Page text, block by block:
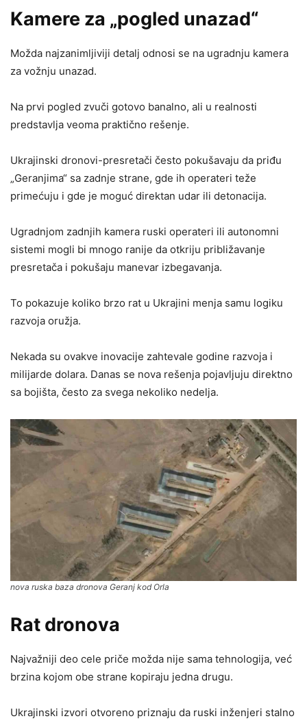
Kamere za „pogled unazad“
Možda najzanimljiviji detalj odnosi se na ugradnju kamera
za vožnju unazad.
Na prvi pogled zvuči gotovo banalno, ali u realnosti
predstavlja veoma praktično rešenje.
Ukrajinski dronovi-presretači često pokušavaju da priđu
„Geranjima“ sa zadnje strane, gde ih operateri teže
primećuju i gde je moguć direktan udar ili detonacija.
Ugradnjom zadnjih kamera ruski operateri ili autonomni
sistemi mogli bi mnogo ranije da otkriju približavanje
presretača i pokušaju manevar izbegavanja.
To pokazuje koliko brzo rat u Ukrajini menja samu logiku
razvoja oružja.
Nekada su ovakve inovacije zahtevale godine razvoja i
milijarde dolara. Danas se nova rešenja pojavljuju direktno
sa bojišta, često za svega nekoliko nedelja.
nova ruska baza dronova Geranj kod Orla
Rat dronova
Najvažniji deo cele priče možda nije sama tehnologija, već
brzina kojom obe strane kopiraju jedna drugu.
Ukrajinski izvori otvoreno priznaju da ruski inženjeri stalno